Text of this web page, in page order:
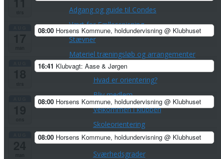
Adgang og guide til Condes
Vært for Fællesspisning
Stævner
Materiel træningsløb og arrangementer
Prøv orientering!
Hvad er orientering?
Bliv medlem
Velkommen i klubben
Skoleorientering
Udstyr
Sværhedsgrader
08:00 Horsens Kommune, holdundervisning @ Klubhuset
16:41 Klubvagt: Aase & Jørgen
08:00 Horsens Kommune, holdundervisning @ Klubhuset
08:00 Horsens Kommune, holdundervisning @ Klubhuset